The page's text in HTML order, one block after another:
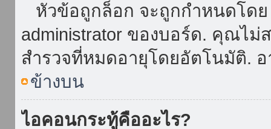
หัวข้อถูกล็อก จะถูกกำหนดโดย
administrator ของบอร์ด. คุณไ
สำรวจที่หมดอายุโดยอัตโนมัติ.
ข้างบน
ไอคอนกระทู้คืออะไร?